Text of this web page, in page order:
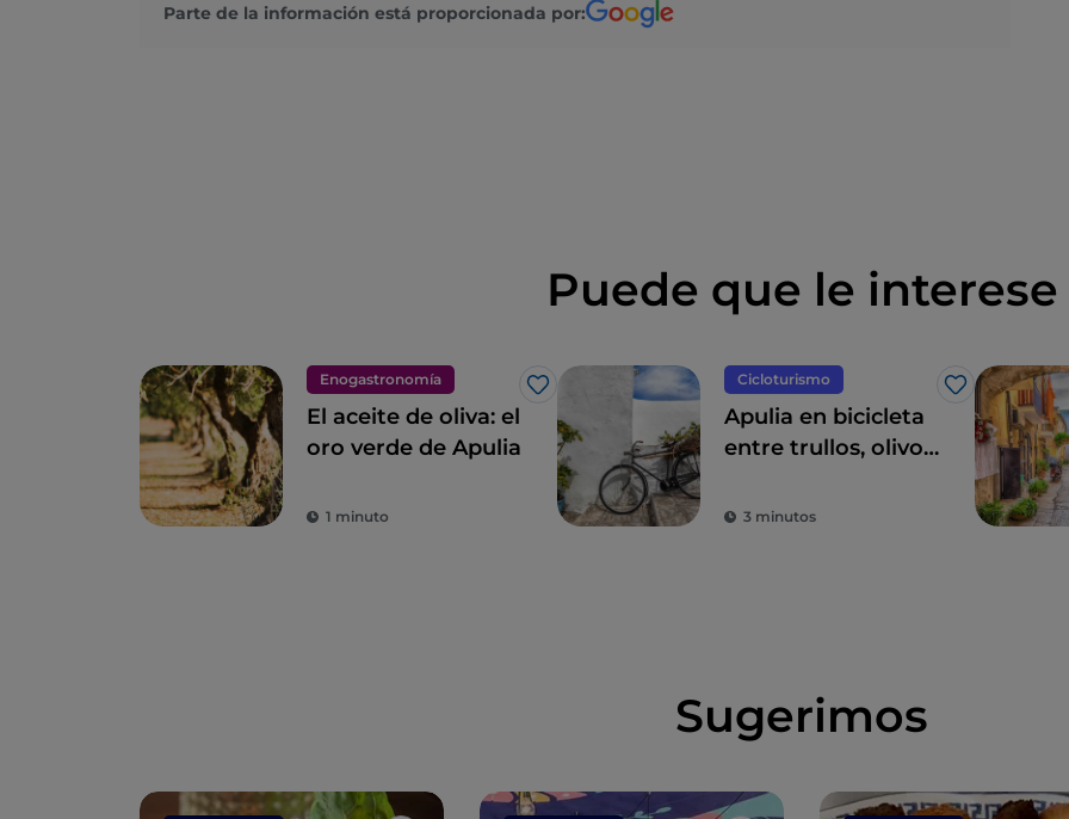
Parte de la información está proporcionada por:
Puede que le interese
Enogastronomía
Me gusta
El aceite de oliva: el
oro verde de Apulia
1 minuto
Cicloturismo
Me gusta
Apulia en bicicleta
entre trullos, olivos
encanto
3 minutos
Sugerimos